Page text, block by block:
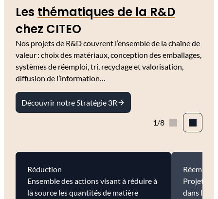
Les thématiques de la R&D
chez CITEO
Nos projets de R&D couvrent l’ensemble de la chaîne de
valeur : choix des matériaux, conception des emballages,
systèmes de réemploi, tri, recyclage et valorisation,
diffusion de l’information…
Découvrir notre Stratégie 3R
Réduction
Ensemble des actions visant à réduire à
la source les quantités de matière
Réemploi
Projets
dans
1/8